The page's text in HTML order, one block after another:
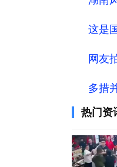
这是
网友
多措
热门资